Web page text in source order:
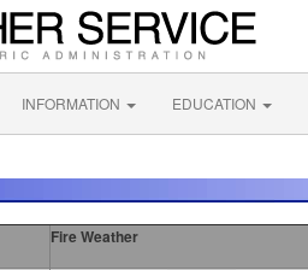
INFORMATION EDUCATION
Fire Weather